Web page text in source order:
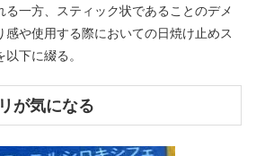
る一方、スティック状であることのデメ
感や使用する際においての日焼け止めス
下に綴る。
が気になる